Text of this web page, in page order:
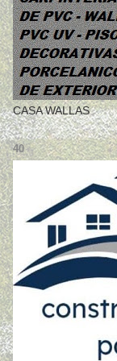
CASA WALLAS
40